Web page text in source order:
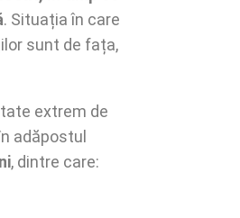
. Situația în care
sunt de fața,
extrem de
adăpostul
, dintre care: